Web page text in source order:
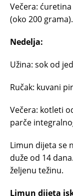
Večera:
(oko 200 grama).
Nedelja:
Užina: sok od
Ručak: kuvani
Večera: kotleti
parče
Limun dijeta se
duže od 14
željenu težinu.
Limun dijeta